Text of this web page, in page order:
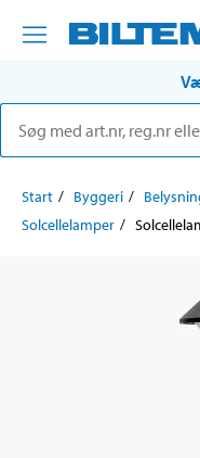
Start Byggeri
Solcellelamper